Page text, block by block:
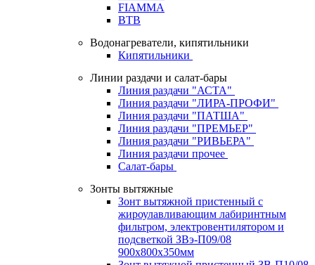
FIAMMA
BTB
Водонагреватели, кипятильники
Кипятильники
Линии раздачи и салат-бары
Линия раздачи "АСТА"
Линия раздачи "ЛИРА-ПРОФИ"
Линия раздачи "ПАТША"
Линия раздачи "ПРЕМЬЕР"
Линия раздачи "РИВЬЕРА"
Линия раздачи прочее
Салат-бары
Зонты вытяжные
Зонт вытяжной пристенный с
жироулавливающим лабиринтным
фильтром, электровентилятором и
подсветкой ЗВэ-П09/08
900х800х350мм